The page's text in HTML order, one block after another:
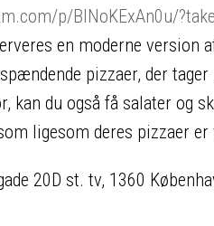
p/BlNoKExAn0u/
en moderne version
pizzaer, der
kan du også få salater og
ligesom deres pizzaer er
20D st. tv, 1360